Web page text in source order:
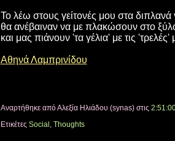
Το λέω στους γείτονές μου στα διπλανά
θα ανέβαιναν να με πλακώσουν στο
και μας πιάνουν 'τα γέλια' με τις 'τρελές'
Αθηνά Λαμπρινίδου
Αναρτήθηκε από Αλεξία Ηλιάδου (synas) στις
Ετικέτες Social Thoughts